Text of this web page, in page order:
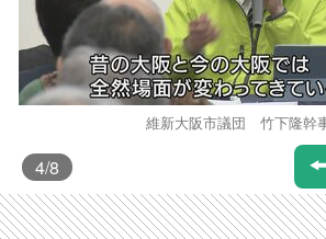
維新大阪市議団 竹下隆幹
4/8